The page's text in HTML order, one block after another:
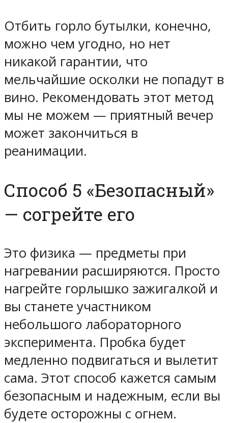
Отбить горло бутылки, конечно,
можно чем угодно, но нет
никакой гарантии, что
мельчайшие осколки не попадут в
вино. Рекомендовать этот метод
мы не можем — приятный вечер
может закончиться в
реанимации.
Способ 5 «Безопасный»
— согрейте его
Это физика — предметы при
нагревании расширяются. Просто
нагрейте горлышко зажигалкой и
вы станете участником
небольшого лабораторного
эксперимента. Пробка будет
медленно подвигаться и вылетит
сама. Этот способ кажется самым
безопасным и надежным, если вы
будете осторожны с огнем.